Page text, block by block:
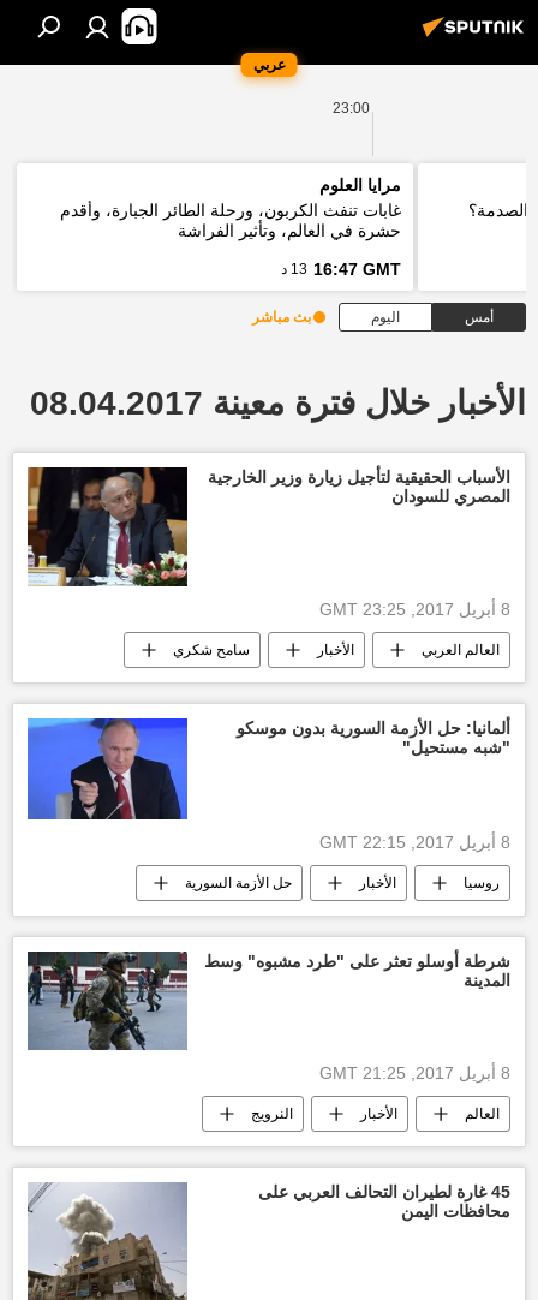
عربي
23:00
الصدمة؟
مرايا العلوم
غابات تنفث الكربون، ورحلة الطائر الجبارة، وأقدم
حشرة في العالم، وتأثير الفراشة
16:47 GMT 13 د
أمس اليوم بث مباشر
الأخبار خلال فترة معينة 08.04.2017
الأسباب الحقيقية لتأجيل زيارة وزير الخارجية
المصري للسودان
8 أبريل 2017, 23:25 GMT
العالم العربي الأخبار سامح شكري
وزارة الخارجية المصرية
العلاقات المصرية السودانية تأشيرة دخول
أخبار مصر الآن
ألمانيا: حل الأزمة السورية بدون موسكو
"شبه مستحيل"
8 أبريل 2017, 22:15 GMT
روسيا الأخبار حل الأزمة السورية
فلاديمير بوتين أخبار ألمانيا
محادثات جنيف
شرطة أوسلو تعثر على "طرد مشبوه" وسط
المدينة
8 أبريل 2017, 21:25 GMT
العالم الأخبار النرويج
عبوة ناسفة عملية إرهابية روسيا
45 غارة لطيران التحالف العربي على
محافظات اليمن